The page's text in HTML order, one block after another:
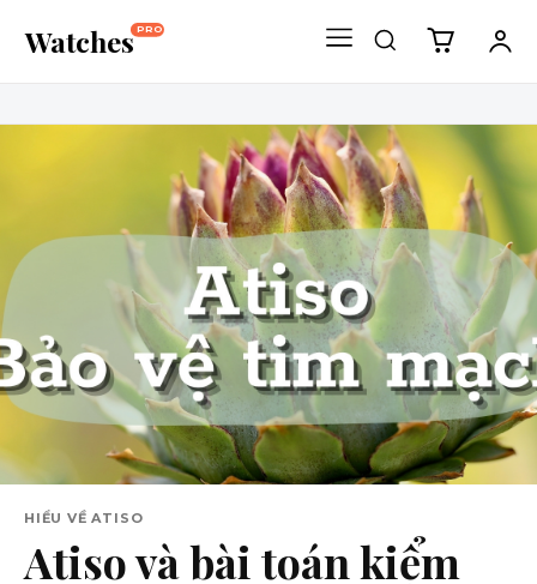
Watches PRO
HIỂU VỀ ATISO
Atiso và bài toán kiểm